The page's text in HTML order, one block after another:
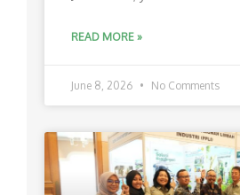
READ MORE »
June 8, 2026 No Comments